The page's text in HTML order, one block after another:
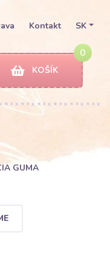
Kontakt SK
0
KOŠÍK
GUMA